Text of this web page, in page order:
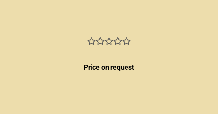
Price on request